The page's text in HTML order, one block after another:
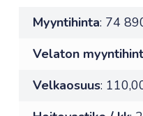
Myyntihinta: 74
Velaton
Velkaosuus: